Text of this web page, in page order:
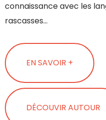
connaissance avec les
rascasses…
EN SAVOIR +
DÉCOUVIR AUTOUR